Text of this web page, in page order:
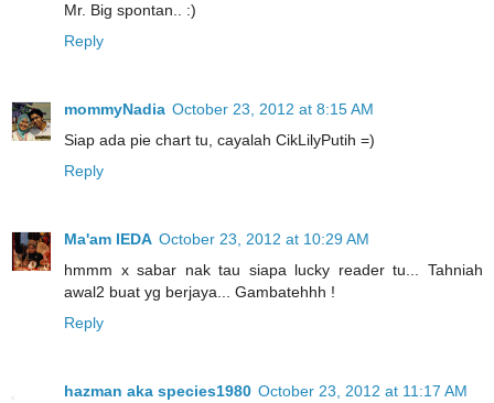
Mr. Big spontan.. :)
Reply
mommyNadia October 23, 2012 at 8:15 AM
Siap ada pie chart tu, cayalah CikLilyPutih =)
Reply
Ma'am IEDA October 23, 2012 at 10:29 AM
hmmm x sabar nak tau siapa lucky reader tu... Tahniah
awal2 buat yg berjaya... Gambatehhh !
Reply
hazman aka species1980 October 23, 2012 at 11:17 AM